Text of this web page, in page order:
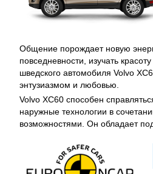
Общение порождает новую
повседневности, изучать
шведского автомобиля Volvo
энтузиазмом и любовью.
Volvo ХС60 способен
наружные технологии в
возможностями. Он обладает